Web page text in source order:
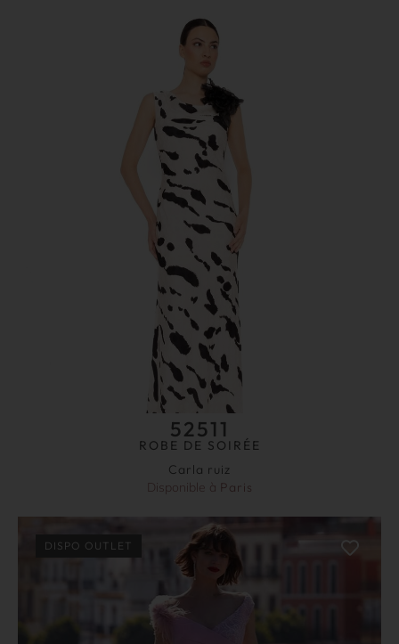
52511
ROBE DE SOIRÉE
Carla ruiz
Disponible à Paris
DISPO OUTLET